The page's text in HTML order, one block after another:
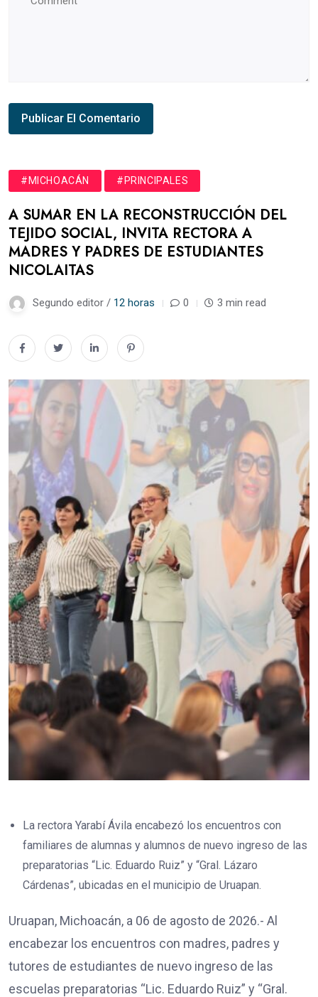
#MICHOACÁN #PRINCIPALES
A SUMAR EN LA RECONSTRUCCIÓN DEL
TEJIDO SOCIAL, INVITA RECTORA A
MADRES Y PADRES DE ESTUDIANTES
NICOLAITAS
Segundo editor / 12 horas 0 3 min read
La rectora Yarabí Ávila encabezó los encuentros con
familiares de alumnas y alumnos de nuevo ingreso de las
preparatorias “Lic. Eduardo Ruiz” y “Gral. Lázaro
Cárdenas”, ubicadas en el municipio de Uruapan.
Uruapan, Michoacán, a 06 de agosto de 2026.- Al
encabezar los encuentros con madres, padres y
tutores de estudiantes de nuevo ingreso de las
escuelas preparatorias “Lic. Eduardo Ruiz” y “Gral.